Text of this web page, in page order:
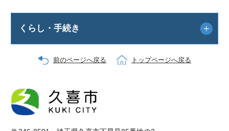
くらし・手続き
前のページへ戻る トップページへ戻る